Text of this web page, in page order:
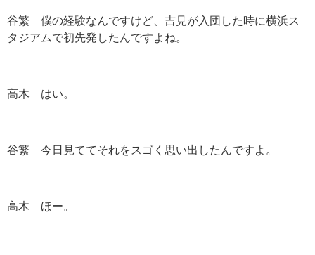
谷繁 僕の経験なんですけど、吉見が入団した時に横浜ス
タジアムで初先発したんですよね。
高木 はい。
谷繁 今日見ててそれをスゴく思い出したんですよ。
高木 ほー。